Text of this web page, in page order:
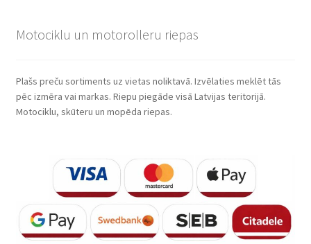
Motociklu un motorolleru riepas
Plašs preču sortiments uz vietas noliktavā. Izvēlaties meklēt tās
pēc izmēra vai markas. Riepu piegāde visā Latvijas teritorijā.
Motociklu, skūteru un mopēda riepas.